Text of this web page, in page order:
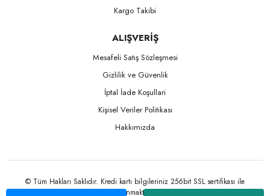
Kargo Takibi
ALIŞVERİŞ
Mesafeli Satış Sözleşmesi
Gizlilik ve Güvenlik
İptal İade Koşullari
Kişisel Veriler Politikası
Hakkımızda
© Tüm Hakları Saklıdır. Kredi kartı bilgileriniz 256bit SSL sertifikası ile
korunmaktadır.